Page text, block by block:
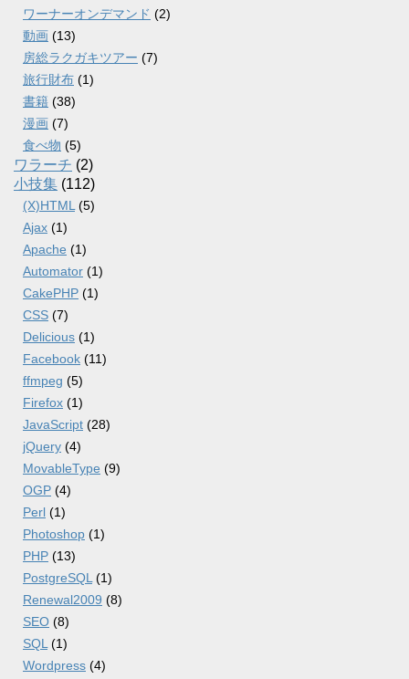
ワーナーオンデマンド (2)
動画 (13)
房総ラクガキツアー (7)
旅行財布 (1)
書籍 (38)
漫画 (7)
食べ物 (5)
ワラーチ (2)
小技集 (112)
(X)HTML (5)
Ajax (1)
Apache (1)
Automator (1)
CakePHP (1)
CSS (7)
Delicious (1)
Facebook (11)
ffmpeg (5)
Firefox (1)
JavaScript (28)
jQuery (4)
MovableType (9)
OGP (4)
Perl (1)
Photoshop (1)
PHP (13)
PostgreSQL (1)
Renewal2009 (8)
SEO (8)
SQL (1)
Wordpress (4)